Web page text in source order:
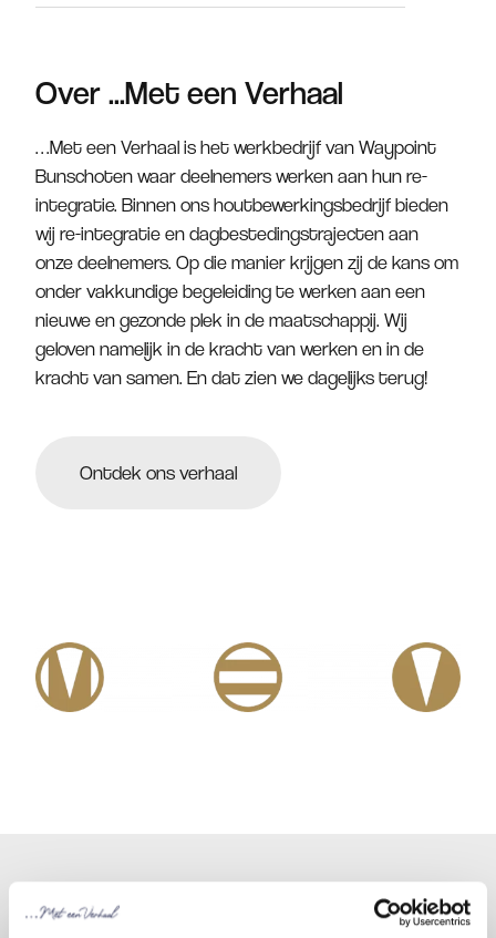
Over ...Met een Verhaal
…Met een Verhaal is het werkbedrijf van Waypoint
Bunschoten waar deelnemers werken aan hun re-
integratie. Binnen ons houtbewerkingsbedrijf bieden
wij re-integratie en dagbestedingstrajecten aan
onze deelnemers. Op die manier krijgen zij de kans om
onder vakkundige begeleiding te werken aan een
nieuwe en gezonde plek in de maatschappij. Wij
geloven namelijk in de kracht van werken en in de
kracht van samen. En dat zien we dagelijks terug!
Ontdek ons verhaal